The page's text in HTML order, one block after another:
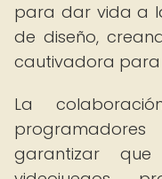
para dar vida a
de diseño,
cautivadora para
La
garantizar